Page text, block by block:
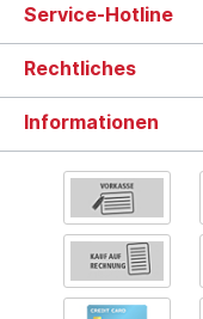
Service-Hotline
Rechtliches
Informationen